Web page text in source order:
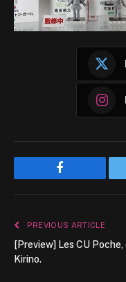
Facebook
PREVIOUS ARTICLE
[Preview] Les CU
Kirino.